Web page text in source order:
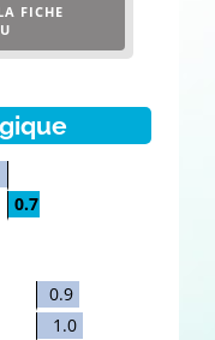
FICHE
0.7
0.9
1.0